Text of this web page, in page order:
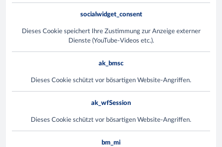
socialwidget_consent
Dieses Cookie speichert Ihre Zustimmung zur Anzeige externer
Dienste (YouTube-Videos etc.).
ak_bmsc
Dieses Cookie schützt vor bösartigen Website-Angriffen.
ak_wfSession
Dieses Cookie schützt vor bösartigen Website-Angriffen.
bm_mi